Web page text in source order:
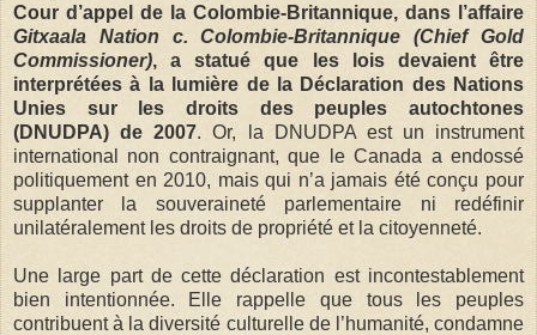
Cour d’appel de la Colombie-Britannique, dans l’affaire
Gitxaala Nation c. Colombie-Britannique (Chief Gold
Commissioner), a statué que les lois devaient être
interprétées à la lumière de la Déclaration des Nations
Unies sur les droits des peuples autochtones
(DNUDPA) de 2007. Or, la DNUDPA est un instrument
international non contraignant, que le Canada a endossé
politiquement en 2010, mais qui n’a jamais été conçu pour
supplanter la souveraineté parlementaire ni redéfinir
unilatéralement les droits de propriété et la citoyenneté.
Une large part de cette déclaration est incontestablement
bien intentionnée. Elle rappelle que tous les peuples
contribuent à la diversité culturelle de l’humanité, condamne